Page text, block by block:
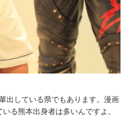
出している県でもあります。漫画
る熊本出身者は多いんですよ。